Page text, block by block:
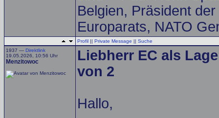
Belgien, Präsident
Europarats, NATO
Profil || Private Message || Suche
1937 — Direktlink
19.05.2026, 10:56 Uhr
Menzitowoc
Liebherr EC als
von 2
Hallo,